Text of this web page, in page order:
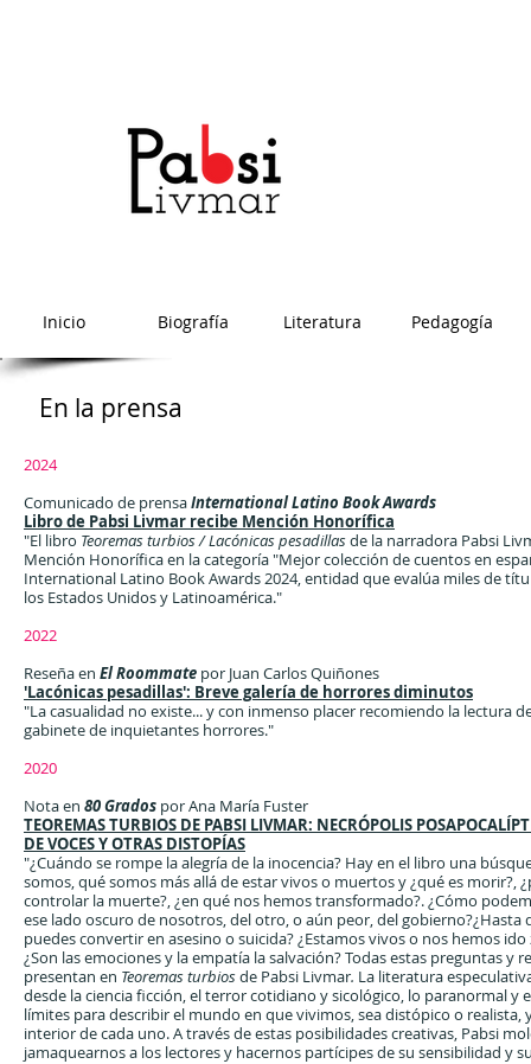
Inicio Biografía Literatura Pedagogía
2024
Comunicado de prensaInternational Latino Book Awards
Libro de Pabsi Livmar recibe Mención Honorífica
"El libro Teoremas turbios / Lacónicas pesadillasde la narradora Pabsi
Mención Honorífica en la categoría "Mejor colección de cuentos en
International Latino Book Awards 2024, entidad que evalúa miles de
los Estados Unidos y Latinoamérica."
2022
Reseña en El Roommate por Juan Carlos Quiñones
'Lacónicas pesadillas': Breve galería de horrores diminutos
"La casualidad no existe... y con inmenso placer recomiendo la lectura
gabinete de inquietantes horrores."
2020
Nota en 80 Grados por Ana María Fuster
TEOREMAS TURBIOS DE PABSI LIVMAR: NECRÓPOLIS
DE VOCES Y OTRAS DISTOPÍAS
"¿Cuándo se rompe la alegría de la inocencia? Hay en el libro una
somos, qué somos más allá de estar vivos o muertos y ¿qué es morir?,
controlar la muerte?, ¿en qué nos hemos transformado?. ¿Cómo
ese lado oscuro de nosotros, del otro, o aún peor, del gobierno?¿Hasta
puedes convertir en asesino o suicida? ¿Estamos vivos o nos hemos
¿Son las emociones y la empatía la salvación? Todas estas preguntas y
presentan en Teoremas turbiosde Pabsi Livmar. La literatura
desde la ciencia ficción, el terror cotidiano y sicológico, lo paranormal y
límites para describir el mundo en que vivimos, sea distópico o realista,
interior de cada uno. A través de estas posibilidades creativas, Pabsi
jamaquearnos a los lectores y hacernos partícipes de su sensibilidad y
En la prensa